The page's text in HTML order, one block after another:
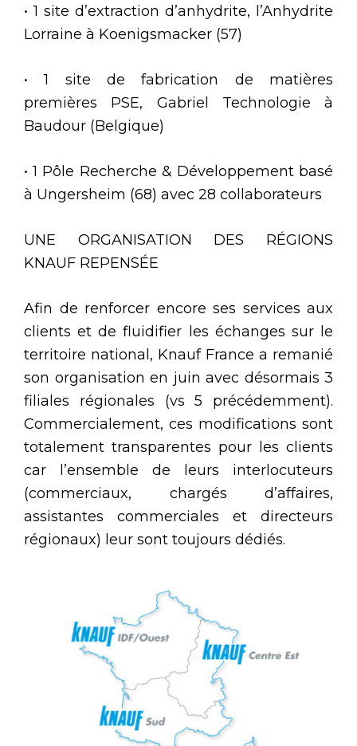
• 1 site d’extraction d’anhydrite, l’Anhydrite
Lorraine à Koenigsmacker (57)
• 1 site de fabrication de matières
premières PSE, Gabriel Technologie à
Baudour (Belgique)
• 1 Pôle Recherche & Développement basé
à Ungersheim (68) avec 28 collaborateurs
UNE ORGANISATION DES RÉGIONS
KNAUF REPENSÉE
Afin de renforcer encore ses services aux
clients et de fluidifier les échanges sur le
territoire national, Knauf France a remanié
son organisation en juin avec désormais 3
filiales régionales (vs 5 précédemment).
Commercialement, ces modifications sont
totalement transparentes pour les clients
car l’ensemble de leurs interlocuteurs
(commerciaux, chargés d’affaires,
assistantes commerciales et directeurs
régionaux) leur sont toujours dédiés.